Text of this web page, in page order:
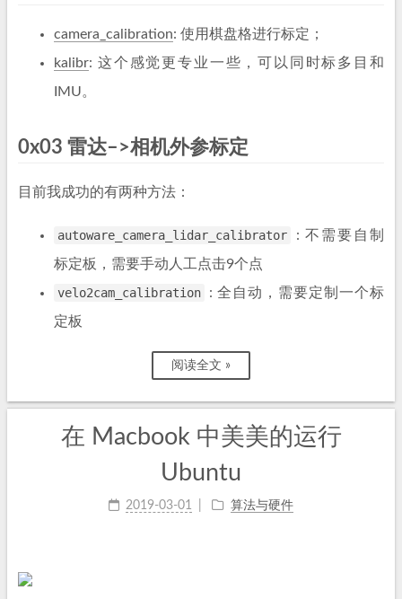
camera_calibration: 使用棋盘格进行标定；
kalibr: 这个感觉更专业一些，可以同时标多目和
IMU。
0x03 雷达–>相机外参标定
目前我成功的有两种方法：
autoware_camera_lidar_calibrator
: 不需要自制
标定板，需要手动人工点击9个点
velo2cam_calibration
: 全自动，需要定制一个标
定板
阅读全文 »
在 Macbook 中美美的运行
Ubuntu
2019-03-01 算法与硬件